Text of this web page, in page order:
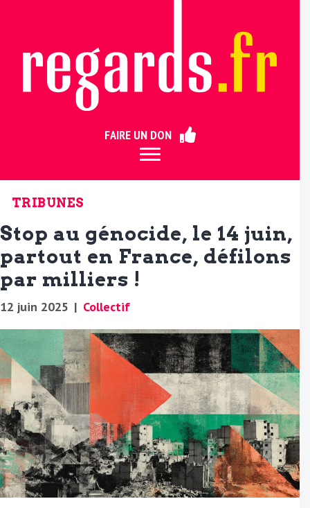
FAIRE UN DON
TRIBUNES
Stop au génocide, le 14 juin,
partout en France, défilons
par milliers !
12 juin 2025 | Collectif